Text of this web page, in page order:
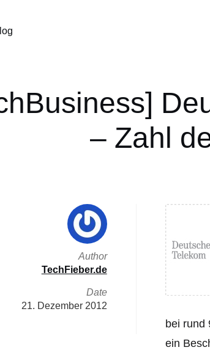
– Zahl
bei rund
ein
Author
TechFieber.de
Date
21. Dezember 2012